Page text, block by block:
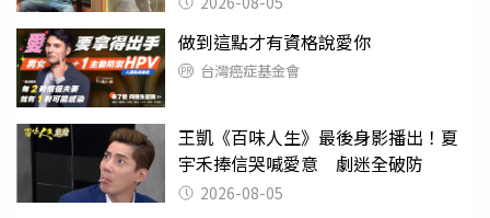
做到這點才有資格說愛你
台灣癌症基金會
王凱《百味人生》最後身影播出！夏
宇禾捧信哭喊愛意 劇迷全破防
2026-08-05